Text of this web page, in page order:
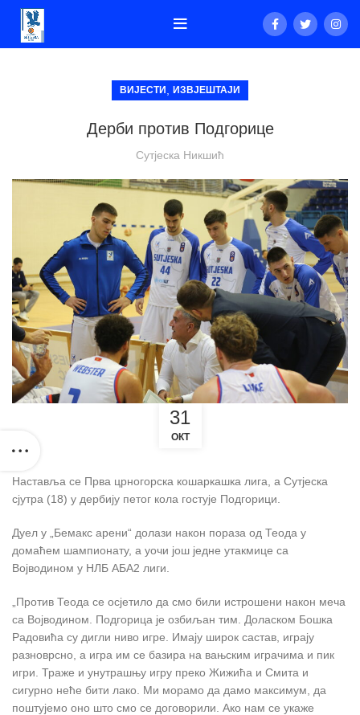
ВИЈЕСТИ ИЗВЈЕШТАЈИ
Дерби против Подгорице
Сутјеска Никшић
31
ОКТ
Наставља се Прва црногорска кошаркашка лига, а Сутјеска
сјутра (18) у дербију петог кола гостује Подгорици.
Дуел у „Бемакс арени“ долази након пораза од Теода у
домаћем шампионату, а уочи још једне утакмице са
Војводином у НЛБ АБА2 лиги.
„Против Теода се осјетило да смо били истрошени након меча
са Војводином. Подгорица је озбиљан тим. Доласком Бошка
Радовића су дигли ниво игре. Имају широк састав, играју
разноврсно, а игра им се базира на вањским играчима и пик
игри. Траже и унутрашњу игру преко Жижића и Смита и
сигурно неће бити лако. Ми морамо да дамо максимум, да
поштујемо оно што смо се договорили. Ако нам се укаже